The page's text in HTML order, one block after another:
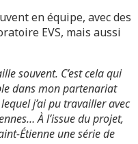
en équipe, avec des
EVS, mais aussi
souvent. C’est cela qui
dans mon partenariat
j’ai pu travailler avec
À l’issue du projet,
Étienne une série de